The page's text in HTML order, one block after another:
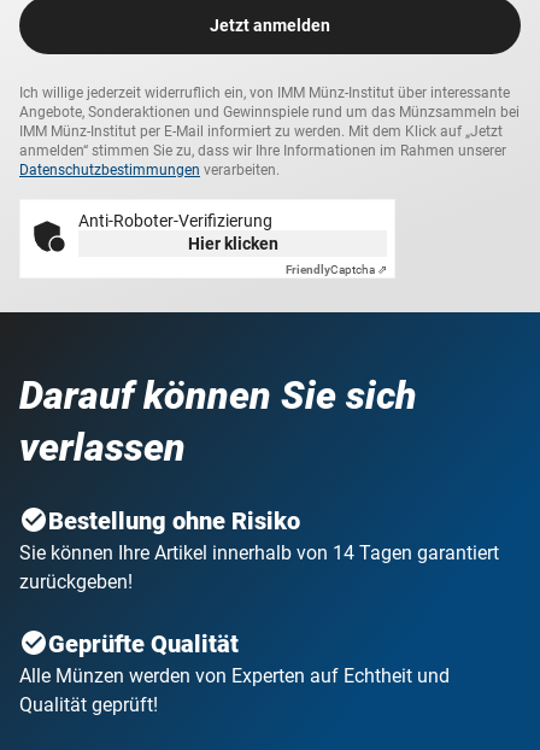
Jetzt anmelden
Ich willige jederzeit widerruflich ein, von IMM Münz-Institut über interessante
Angebote, Sonderaktionen und Gewinnspiele rund um das Münzsammeln bei
IMM Münz-Institut per E-Mail informiert zu werden. Mit dem Klick auf „Jetzt
anmelden“ stimmen Sie zu, dass wir Ihre Informationen im Rahmen unserer
Datenschutzbestimmungen verarbeiten.
Anti-Roboter-Verifizierung
Hier klicken
FriendlyCaptcha ⇗
Darauf können Sie sich
verlassen
Bestellung ohne Risiko
Sie können Ihre Artikel innerhalb von 14 Tagen garantiert
zurückgeben!
Geprüfte Qualität
Alle Münzen werden von Experten auf Echtheit und
Qualität geprüft!